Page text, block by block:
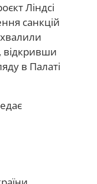
Ліндсі
санкцій
відкривши
в Палаті